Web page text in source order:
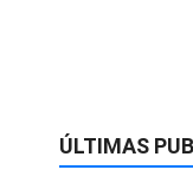
ÚLTIMAS